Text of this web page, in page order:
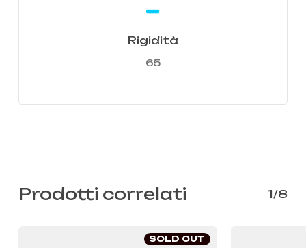
Rigidità
65
Prodotti correlati 1/8
SOLD OUT